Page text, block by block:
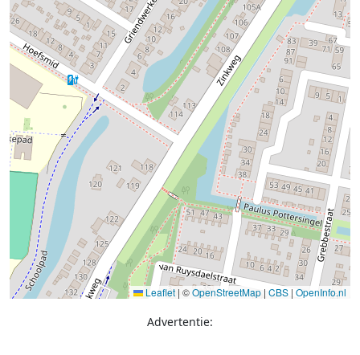
Leaflet | ©OpenStreetMap | CBS | OpenInfo.nl
Advertentie: